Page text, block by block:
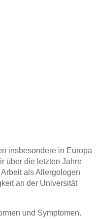
insbesondere in Europa
über die letzten Jahre
als Allergologen
an der Universität
und Symptomen.